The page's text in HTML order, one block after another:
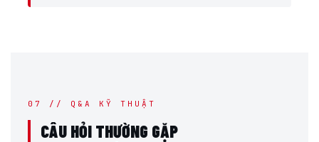
07 // Q&A KỸ THUẬT
CÂU HỎI THƯỜNG GẶP